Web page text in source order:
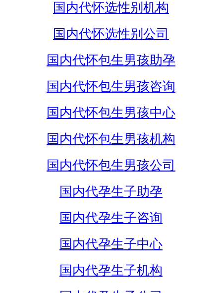
国内代怀选性别机构
国内代怀选性别公司
国内代怀包生男孩助孕
国内代怀包生男孩咨询
国内代怀包生男孩中心
国内代怀包生男孩机构
国内代怀包生男孩公司
国内代孕生子助孕
国内代孕生子咨询
国内代孕生子中心
国内代孕生子机构